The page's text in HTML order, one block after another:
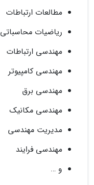
مطالعات ارتباطات
ریاضیات محاسباتی
مهندسی ارتباطات
مهندسی کامپیوتر
مهندسی برق
مهندسی مکانیک
مدیریت مهندسی
مهندسی فرایند
و …